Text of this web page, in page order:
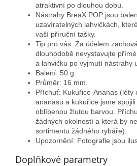
atraktivní po dlouhou dobu.
Nástrahy BreaX POP jsou
uzavíratelných lahvičkách,
vaší příruční tašky.
Tip pro vás: Za účelem
dlouhodobě nevystavujte
a lahvičku po vyjmutí nástrahy
Balení: 50 g.
Průměr: 16 mm.
Příchuť: Kukuřice-Ananas (léty
ananasu a kukuřice jsme
oblíbenou žlutou barvou.
žádných okolností a která by
sortimentu žádného rybáře).
Upozornění: Fotografie jsou
Doplňkové parametry